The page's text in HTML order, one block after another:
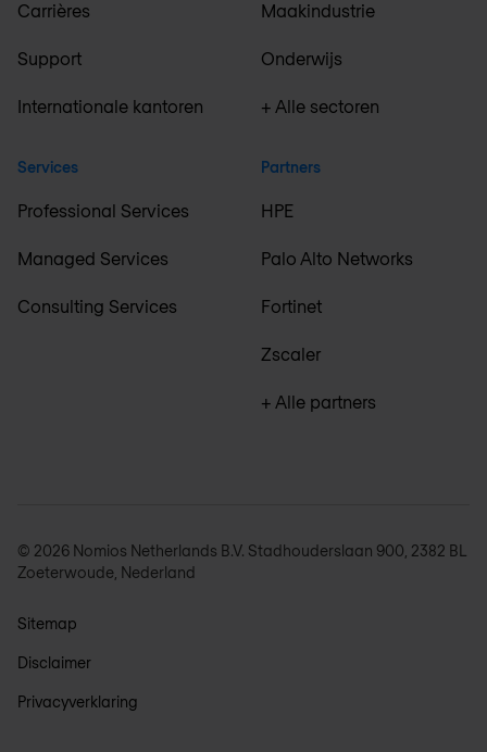
Carrières
Support
Internationale kantoren
Services
Professional Services
Managed Services
Consulting Services
Maakindustrie
Onderwijs
+ Alle sectoren
Partners
HPE
Palo Alto Networks
Fortinet
Zscaler
+ Alle partners
© 2026 Nomios Netherlands B.V. Stadhouderslaan 900, 2382 BL
Zoeterwoude, Nederland
Sitemap
Disclaimer
Privacyverklaring